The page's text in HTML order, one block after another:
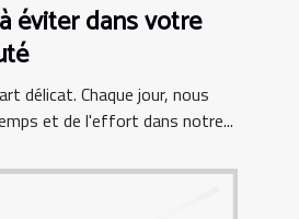
éviter dans votre
délicat. Chaque jour, nous
et de l'effort dans notre...